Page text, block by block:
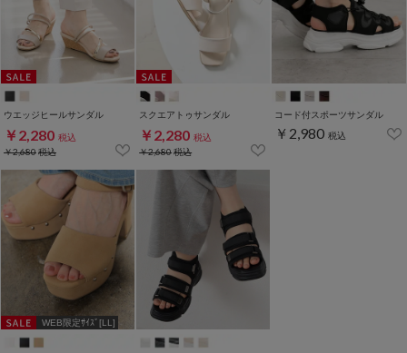
ウエッジヒールサンダル
￥2,280 税込
￥2,680税込
スクエアトゥサンダル
￥2,280 税込
￥2,680税込
コード付スポーツサンダル
￥2,980 税込
WEB限定ｻｲｽﾞ[LL]